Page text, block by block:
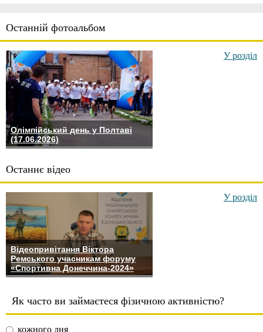
Останній фотоальбом
Олімпійський день у Полтаві
(17.06.2026)
У розділ
Останнє відео
Відеопривітання Віктора
Ремського учасникам форуму
«Спортивна Донеччина-2024»
У розділ
Як часто ви займаєтеся фізичною активністю?
кожного дня